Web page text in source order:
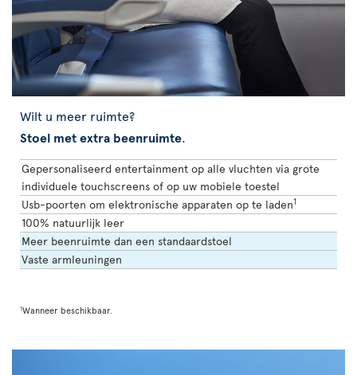
Wilt u meer ruimte?
Stoel met extra beenruimte.
Gepersonaliseerd entertainment op alle vluchten via grote
individuele touchscreens of op uw mobiele toestel
Usb-poorten om elektronische apparaten op te laden1
100% natuurlijk leer
Meer beenruimte dan een standaardstoel
Vaste armleuningen
1Wanneer beschikbaar.